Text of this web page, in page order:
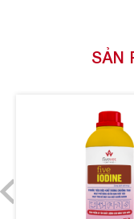
SẢN